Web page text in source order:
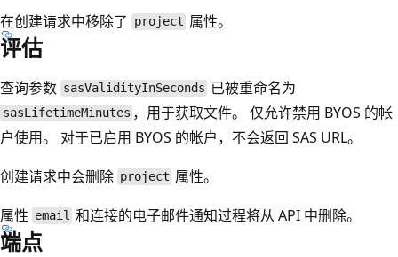
在创建请求中移除了
project 属性。
评估
查询参数 sasValidityInSeconds 已被重命名为
sasLifetimeMinutes ，用于获取文件。 仅允许禁用 BYOS 的帐
户使用。 对于已启用 BYOS 的帐户，不会返回 SAS URL。
创建请求中会删除 project 属性。
属性 email 和连接的电子邮件通知过程将从 API 中删除。
端点